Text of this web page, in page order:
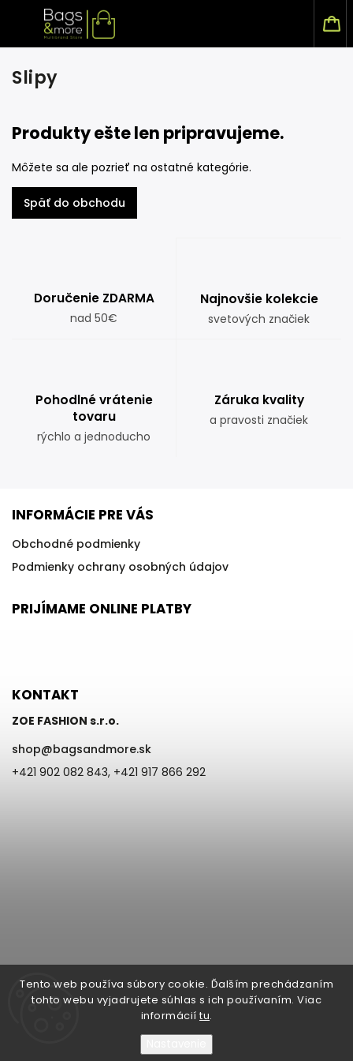
Tento web používa súbory cookie. Ďalším prechádzaním
tohto webu vyjadrujete súhlas s ich používaním. Viac
informácií tu.
Slipy
Produkty ešte len pripravujeme.
Môžete sa ale pozrieť na ostatné kategórie.
Späť do obchodu
Doručenie ZDARMA
nad 50€
Najnovšie kolekcie
svetových značiek
Pohodlné vrátenie
tovaru
rýchlo a jednoducho
Záruka kvality
a pravosti značiek
INFORMÁCIE PRE VÁS
Obchodné podmienky
Podmienky ochrany osobných údajov
PRIJÍMAME ONLINE PLATBY
KONTAKT
ZOE FASHION s.r.o.
shop@bagsandmore.sk
+421 902 082 843, +421 917 866 292
Bags & more | ZOE Fashion s.r.o. Župná 6, 945 01